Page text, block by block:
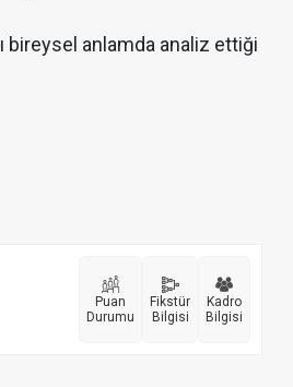
bireysel anlamda analiz ettiği
Puan
Durumu
Fikstür
Bilgisi
Kadro
Bilgisi